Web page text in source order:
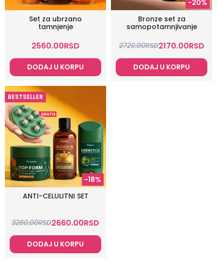
Set za ubrzano
tamnjenje
2560.00RSD
DODAJ U KORPU
-20%
Bronze set za
samopotamnjivanje
2720.00RSD2170.00RSD
DODAJ U KORPU
BESTSELLER
-18%
ANTI-CELULITNI SET
3280.00RSD2660.00RSD
DODAJ U KORPU